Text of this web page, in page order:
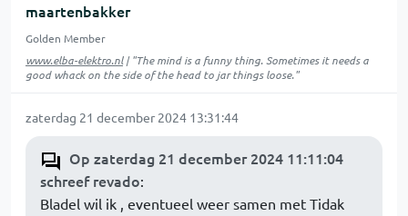
maartenbakker
Golden Member
www.elba-elektro.nl| "The mind is a funny thing. Sometimes it needs a
good whack on the side of the head to jar things loose."
zaterdag 21 december 2024 13:31:44
Op zaterdag 21 december 2024 11:11:04
schreef revado:
Bladel wil ik , eventueel weer samen met Tidak